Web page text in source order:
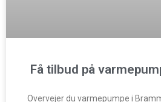
Få tilbud på
Overvejer du varmepumpe i